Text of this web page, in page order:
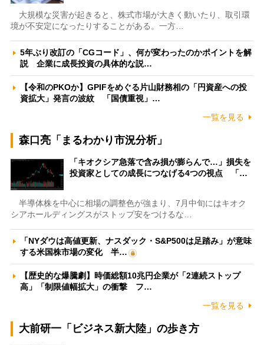
大規模な災害が起きると、株式市場が大きく動いたり、取引環
境が不安定になったりすることがある。一方…
5年ぶり改訂の「CGコード」、何が変わったのかポイントを解
説 企業に成長投資の具体的な説…
【令和のPKOか】GPIFをめぐる片山財務相の「円資産への投
資拡大」発言の波紋 「国債重視」…
一覧を見る
森口亮「まるわかり市況分析」
「キオクシア急落で含み損が膨らんで…」損失を
投資家としての成長につなげる4つの視点 「…
半導体株を中心に相場の調整色が強まり、7月中旬にはキオク
シアホールディングスがストップ安をつけるな…
「NYダウは高値更新、ナスダック・S&P500は足踏み」が意味
する米国株市場の変化 半…
【歴史的な爆騰劇】時価総額10兆円企業が「2連続ストップ
高」「制限値幅拡大」の衝撃 フ…
一覧を見る
大前研一「ビジネス新大陸」の歩き方